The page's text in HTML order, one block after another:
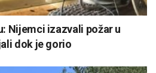
Nijemci izazvali požar u
dok je gorio